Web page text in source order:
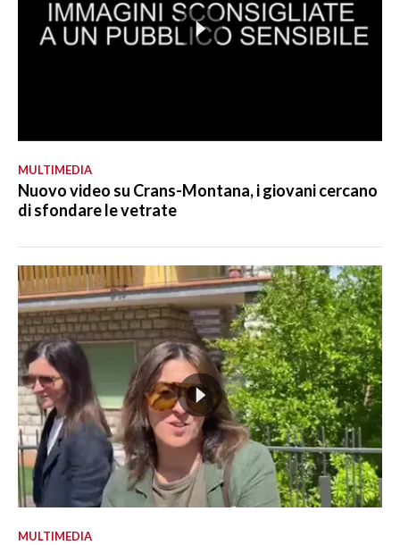
MULTIMEDIA
Nuovo video su Crans-Montana, i giovani cercano
di sfondare le vetrate
MULTIMEDIA